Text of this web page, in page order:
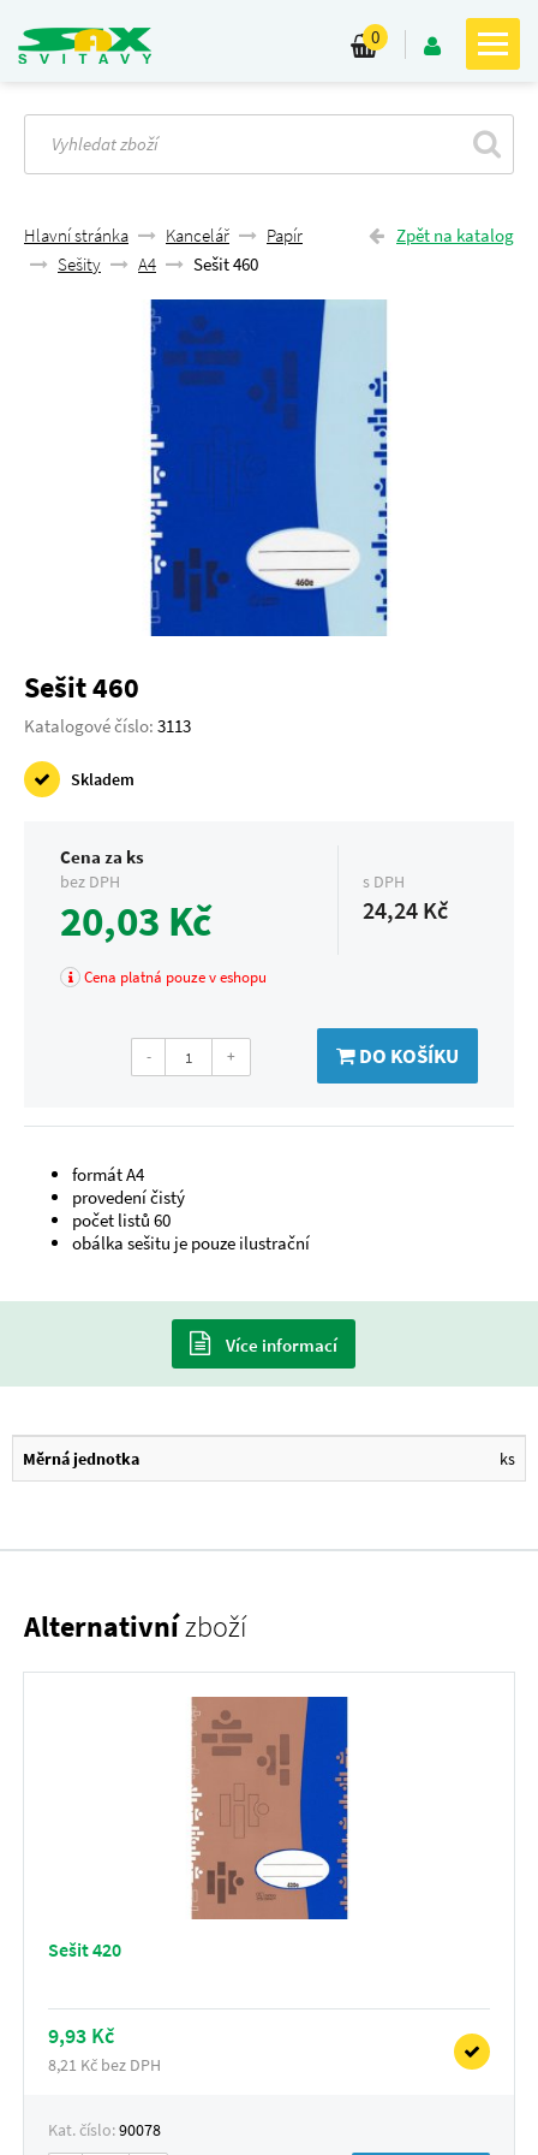
0
Zpět na katalog
Hlavní stránka Kancelář
Papír
Sešity
A4 Sešit 460
Sešit 460
Katalogové číslo: 3113
Skladem
Cena za ks
bez DPH
20,03 Kč
s DPH
24,24 Kč
Cena platná pouze v eshopu
- + DO KOŠÍKU
formát A4
provedení čistý
počet listů 60
obálka sešitu je pouze ilustrační
Více informací
Měrná jednotka ks
Alternativnízboží
Sešit 420
9,93 Kč
8,21 Kč bez DPH
Kat. číslo:90078